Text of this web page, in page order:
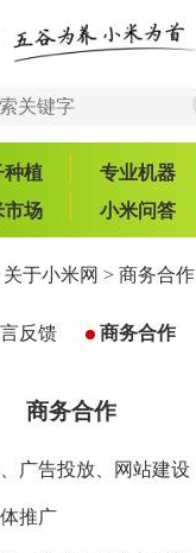
种植 专业机器
市场 小米问答
关于小米网 > 商务合作
反馈 商务合作
商务合作
广告投放、网站建设
推广